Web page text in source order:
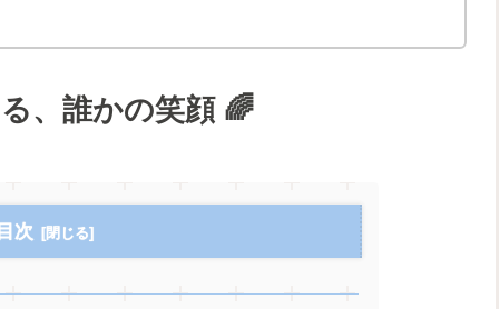
、誰かの笑顔 🌈
次